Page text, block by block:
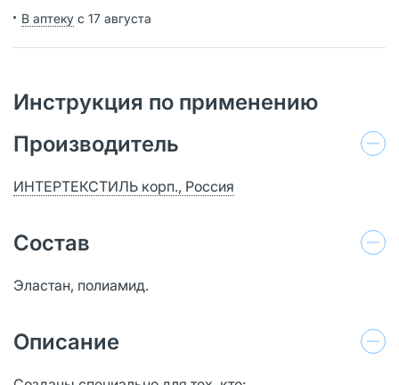
В аптеку с 17 августа
Инструкция по применению
Производитель
ИНТЕРТЕКСТИЛЬ корп., Россия
Состав
Эластан, полиамид.
Описание